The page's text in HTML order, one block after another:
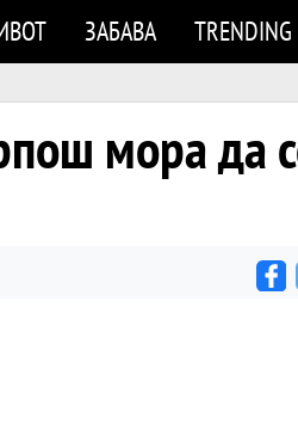
ЗАБАВА TRENDING
мора да